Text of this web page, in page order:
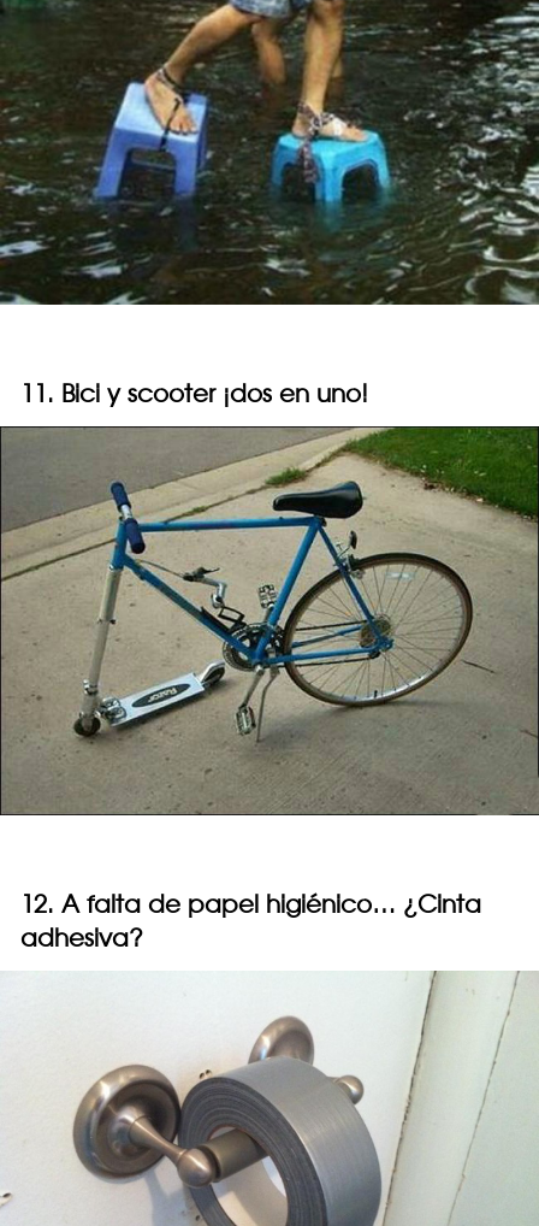
11. Bici y scooter ¡dos en uno!
12. A falta de papel higiénico… ¿Cinta
adhesiva?